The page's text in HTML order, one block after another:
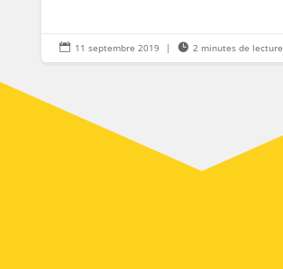
 11 septembre 2019 |  2 minutes de lecture